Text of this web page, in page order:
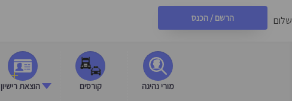
שלום הרשם / הכנס
מורי נהיגה קורסים הוצאת רישיון